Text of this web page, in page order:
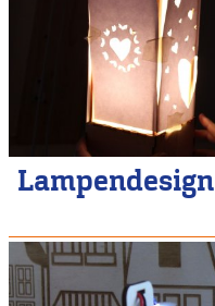
Lampendesign